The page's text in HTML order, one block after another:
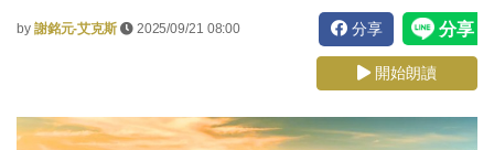
by 謝銘元-艾克斯 2025/09/21 08:00 分享
開始朗讀